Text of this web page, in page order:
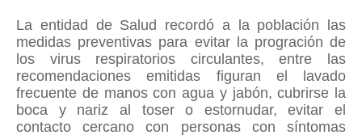
La entidad de Salud recordó a la población las
medidas preventivas para evitar la progración de
los virus respiratorios circulantes, entre las
recomendaciones emitidas figuran el lavado
frecuente de manos con agua y jabón, cubrirse la
boca y nariz al toser o estornudar, evitar el
contacto cercano con personas con síntomas